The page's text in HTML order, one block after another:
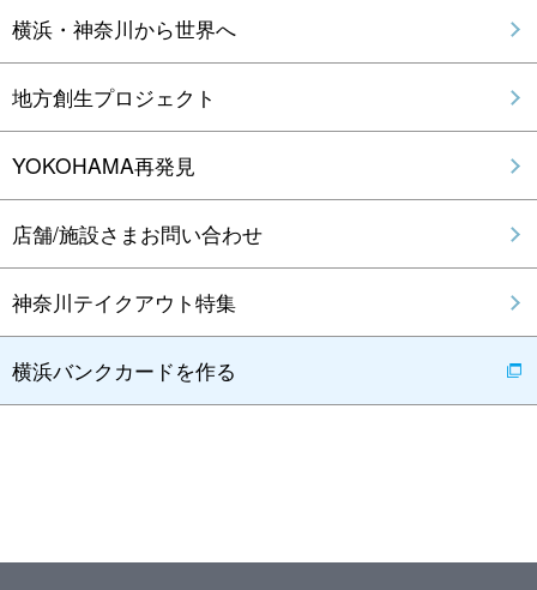
横浜・神奈川から世界へ
地方創生プロジェクト
YOKOHAMA再発見
店舗/施設さまお問い合わせ
神奈川テイクアウト特集
横浜バンクカードを作る